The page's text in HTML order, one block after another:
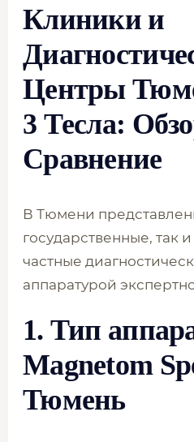
Клиники и
Центры
3 Тесла:
Сравнение
В Тюмени
государственные, так
частные
аппаратурой
1. Тип
Magnetom
Тюмень